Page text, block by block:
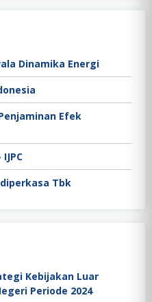
Dinamika Energi
Efek
Tbk
Kebijakan Luar
Periode 2024